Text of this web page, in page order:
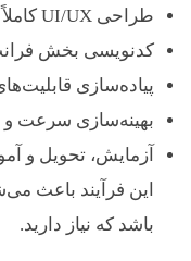
طراحی UI/UX کاملاً اختصاصی
کدنویسی بخش
پیاده‌سازی
بهینه‌سازی سرعت و
آزمایش، تحویل و
این فرآیند باعث
باشد که نیاز دارید.